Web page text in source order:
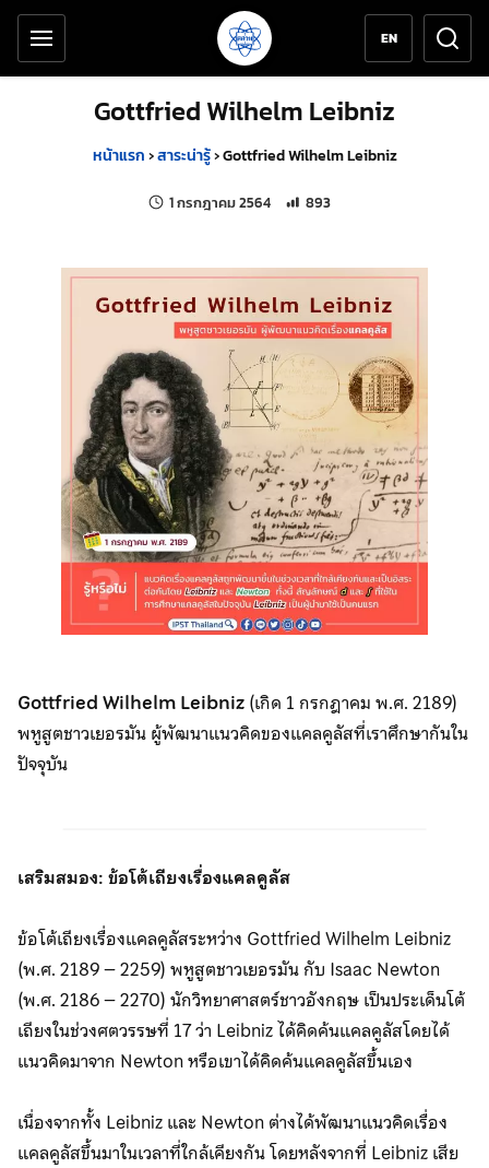
ข้ามไปยังเนื้อหาหลัก
เครื่องมือช่วยเหลือ
EN
Gottfried Wilhelm Leibniz
หน้าแรก›สาระน่ารู้›Gottfried Wilhelm Leibniz
1 กรกฎาคม 2564 แก้ไขล่าสุดเมื่อ:
จำนวนการเข้าชม 893 ครั้ง
893
Gottfried Wilhelm Leibniz(เกิด 1 กรกฎาคม พ.ศ. 2189)
พหูสูตชาวเยอรมัน ผู้พัฒนาแนวคิดของแคลคูลัสที่เราศึกษากันใน
ปัจจุบัน
เสริมสมอง: ข้อโต้เถียงเรื่องแคลคูลัส
ข้อโต้เถียงเรื่องแคลคูลัสระหว่าง Gottfried Wilhelm Leibniz
(พ.ศ. 2189 – 2259) พหูสูตชาวเยอรมัน กับ Isaac Newton
(พ.ศ. 2186 – 2270) นักวิทยาศาสตร์ชาวอังกฤษ เป็นประเด็นโต้
เถียงในช่วงศตวรรษที่ 17 ว่า Leibniz ได้คิดค้นแคลคูลัสโดยได้
แนวคิดมาจาก Newton หรือเขาได้คิดค้นแคลคูลัสขึ้นเอง
เนื่องจากทั้ง Leibniz และ Newton ต่างได้พัฒนาแนวคิดเรื่อง
แคลคูลัสขึ้นมาในเวลาที่ใกล้เคียงกัน โดยหลังจากที่ Leibniz เสีย